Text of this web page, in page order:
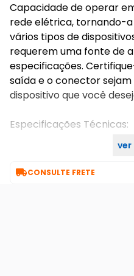
Capacidade de operar
rede elétrica, tornando-
vários tipos de
requerem uma fonte de
especificações.
saída e o conector
dispositivo que você
Especificações Técnicas:
ver
CONSULTE FRETE